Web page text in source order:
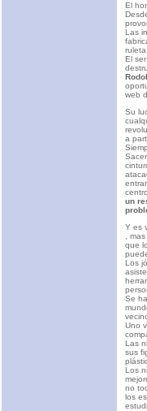
El
Las
El
web
Su
a
un
Y es
,
que
Los
Se
Uno
Las
sus
Los
no
los